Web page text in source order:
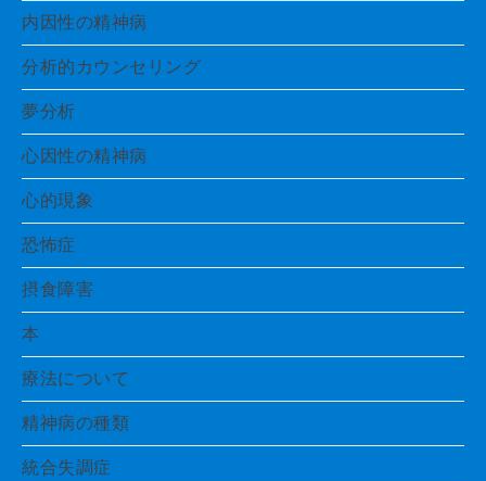
内因性の精神病
分析的カウンセリング
夢分析
心因性の精神病
心的現象
恐怖症
摂食障害
本
療法について
精神病の種類
統合失調症